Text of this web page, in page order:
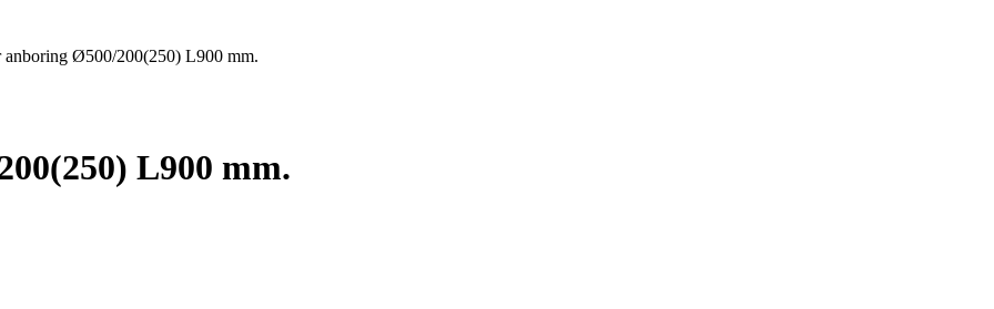
Ø500/200(250) L900 mm.
L900 mm.